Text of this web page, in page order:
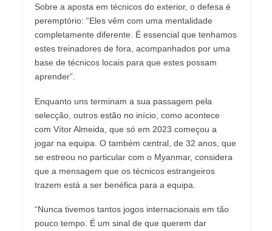
Sobre a aposta em técnicos do exterior, o defesa é
peremptório: “Eles vêm com uma mentalidade
completamente diferente. É essencial que tenhamos
estes treinadores de fora, acompanhados por uma
base de técnicos locais para que estes possam
aprender”.
Enquanto uns terminam a sua passagem pela
selecção, outros estão no início, como acontece
com Vítor Almeida, que só em 2023 começou a
jogar na equipa. O também central, de 32 anos, que
se estreou no particular com o Myanmar, considera
que a mensagem que os técnicos estrangeiros
trazem está a ser benéfica para a equipa.
“Nunca tivemos tantos jogos internacionais em tão
pouco tempo. É um sinal de que querem dar